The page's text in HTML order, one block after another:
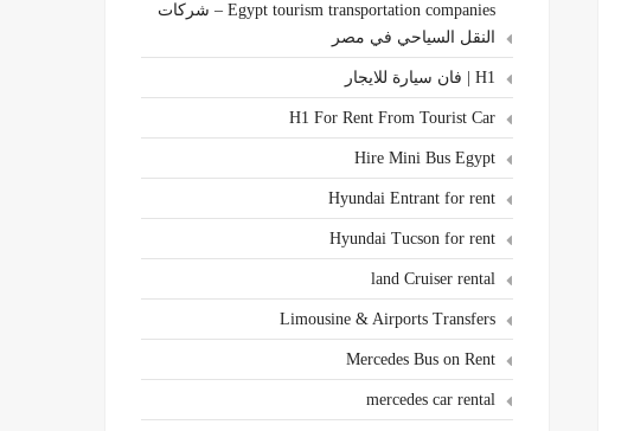
Egypt tourism transportation companies – شركات
النقل السياحي في مصر
H1 | فان سيارة للايجار
H1 For Rent From Tourist Car
Hire Mini Bus Egypt
Hyundai Entrant for rent
Hyundai Tucson for rent
land Cruiser rental
Limousine & Airports Transfers
Mercedes Bus on Rent
mercedes car rental